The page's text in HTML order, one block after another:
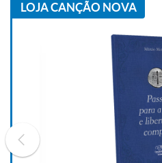
LOJA CANÇÃO NOVA